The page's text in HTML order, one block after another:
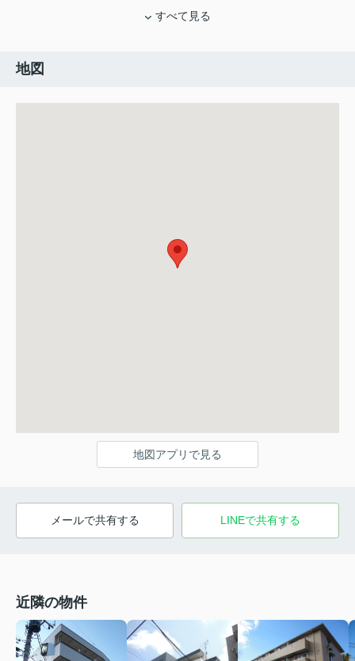
すべて見る
地図
地図アプリで見る
メールで共有する LINEで共有する
近隣の物件